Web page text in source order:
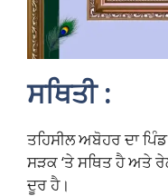
ਸਥਿਤੀ :
ਤਹਿਸੀਲ ਅਬੋਹਰ ਦਾ
ਸੜਕ ‘ਤੇ ਸਥਿਤ ਹੈ ਅਤੇ
ਦੂਰ ਹੈ।